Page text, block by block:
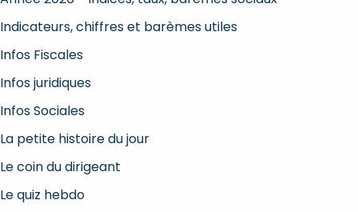
Indicateurs, chiffres et barèmes utiles
Infos Fiscales
Infos juridiques
Infos Sociales
La petite histoire du jour
Le coin du dirigeant
Le quiz hebdo